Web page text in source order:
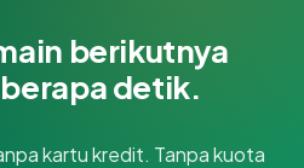
berikutnya
detik.
kartu kredit. Tanpa kuota